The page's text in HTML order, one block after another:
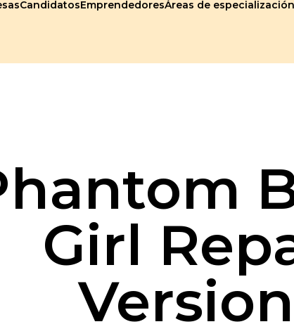
CandidatosEmprendedoresÁreas de especialización
Girl